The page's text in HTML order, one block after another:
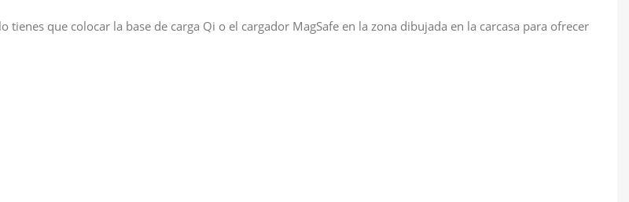
que colocar la base de carga Qi o el cargador MagSafe en la zona dibujada en la carcasa para ofrecer